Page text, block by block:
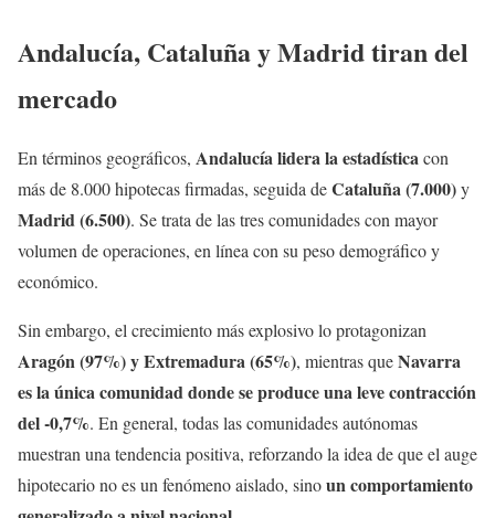
Andalucía, Cataluña y Madrid tiran del
mercado
En términos geográficos, Andalucía lidera la estadísticacon
más de 8.000 hipotecas firmadas, seguida deCataluña (7.000)y
Madrid (6.500). Se trata de las tres comunidades con mayor
volumen de operaciones, en línea con su peso demográfico y
económico.
Sin embargo, el crecimiento más explosivo lo protagonizan
Aragón (97%) y Extremadura (65%), mientras queNavarra
es la única comunidad donde se produce una leve contracción
del -0,7%. En general, todas las comunidades autónomas
muestran una tendencia positiva, reforzando la idea de que el auge
hipotecario no es un fenómeno aislado, sinoun comportamiento